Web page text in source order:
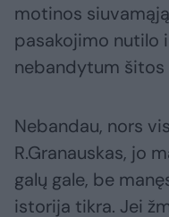
motinos
pasakojimo nutilo
nebandytum
Nebandau, nors
R.Granauskas, jo
galų gale, be
istorija tikra. Jei